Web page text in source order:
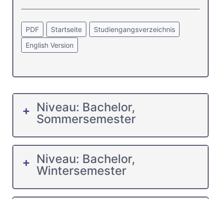
PDF Startseite
Studiengangsverzeichnis
English Version
Niveau: Bachelor,
Sommersemester
Niveau: Bachelor,
Wintersemester